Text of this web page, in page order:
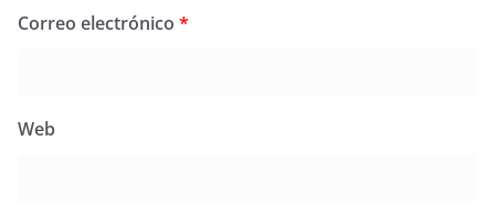
Correo electrónico *
Web